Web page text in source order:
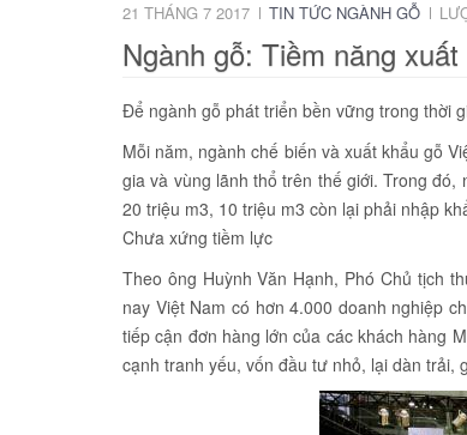
21 THÁNG 7 2017 TIN TỨC NGÀNH GỖ
Ngành gỗ: Tiềm năng
Để ngành gỗ phát triển bền vững trong thời
Mỗi năm, ngành chế biến và xuất khẩu gỗ
gia và vùng lãnh thổ trên thế giới. Trong
20 triệu m3, 10 triệu m3 còn lại phải nhập
Chưa xứng tiềm lực
Theo ông Huỳnh Văn Hạnh, Phó Chủ tịch
nay Việt Nam có hơn 4.000 doanh nghiệp
tiếp cận đơn hàng lớn của các khách hàng
cạnh tranh yếu, vốn đầu tư nhỏ, lại dàn trải,